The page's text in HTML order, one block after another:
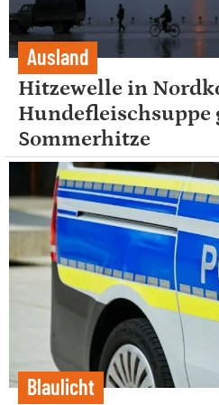
Ausland
Hitzewelle in
Hundefleischsuppe
Sommerhitze
Blaulicht